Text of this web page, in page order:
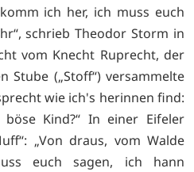
ich her, ich muss euch
schrieb Theodor Storm in
vom Knecht Ruprecht, der
Stube („Stoff“) versammelte
wie ich's herinnen find:
Kind?“ In einer Eifeler
„Von draus, vom Walde
euch sagen, ich hann